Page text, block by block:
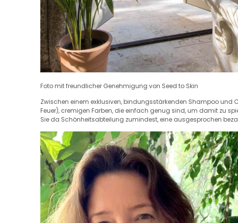
Foto mit freundlicher Genehmigung von Seed to Skin
Zwischen einem exklusiven, bindungsstärkenden Shampoo und
Feuer), cremigen Farben, die einfach genug sind, um damit zu
Sie da Schönheitsabteilung zumindest, eine ausgesprochen